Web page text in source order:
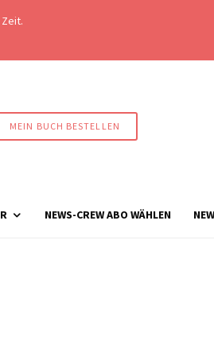
MEIN BUCH BESTELLEN
NEWS-CREW ABO WÄHLEN